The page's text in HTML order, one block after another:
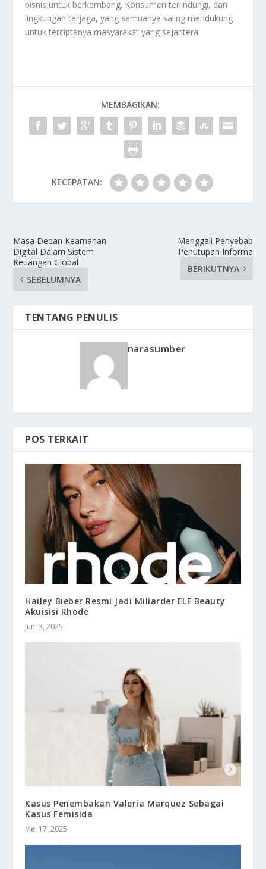
bisnis untuk berkembang. Konsumen terlindungi, dan
lingkungan terjaga, yang semuanya saling mendukung
untuk terciptanya masyarakat yang sejahtera.
MEMBAGIKAN:
KECEPATAN:
Masa Depan Keamanan
Digital Dalam Sistem
Keuangan Global
SEBELUMNYA
Menggali Penyebab
Penutupan Informa
BERIKUTNYA
TENTANG PENULIS
narasumber
POS TERKAIT
Hailey Bieber Resmi Jadi Miliarder ELF Beauty
Akuisisi Rhode
Juni 3, 2025
Kasus Penembakan Valeria Marquez Sebagai
Kasus Femisida
Mei 17, 2025